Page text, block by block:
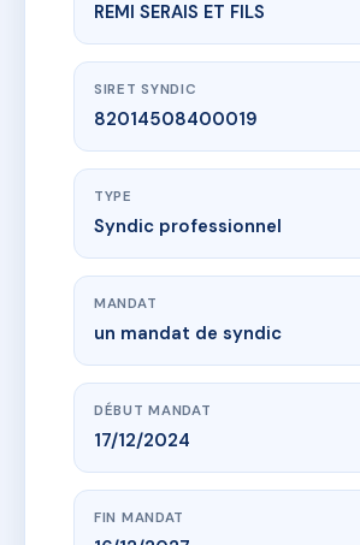
REMI SERAIS ET FILS
SIRET SYNDIC
82014508400019
TYPE
Syndic professionnel
MANDAT
un mandat de syndic
DÉBUT MANDAT
17/12/2024
FIN MANDAT